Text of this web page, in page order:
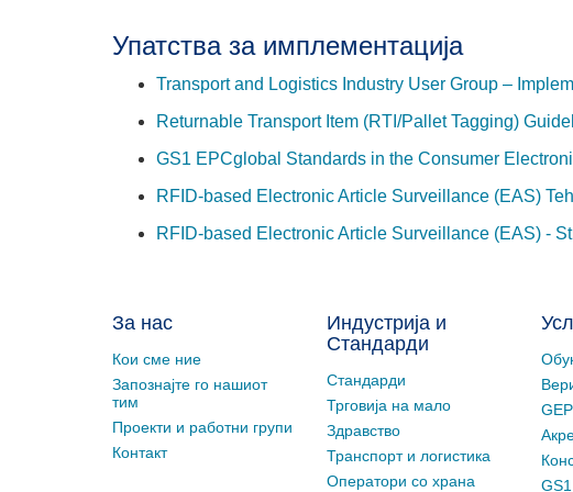
Упатства за имплементација
Transport and Logistics Industry User Group –
Returnable Transport Item (RTI/Pallet Tagging)
GS1 EPCglobal Standards in the Consumer
RFID-based Electronic Article Surveillance (EAS)
RFID-based Electronic Article Surveillance (EAS) -
За нас
Кои сме ние
Запознајте го нашиот
тим
Проекти и работни групи
Контакт
Индустрија и
Стандарди
Стандарди
Трговија на мало
Здравство
Транспорт и логистика
Оператори со храна